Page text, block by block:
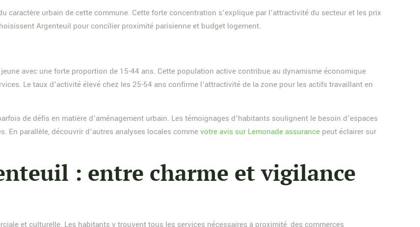
caractère urbain de cette commune. Cette forte concentration s’explique par l’attractivité du secteur et les prix
Argenteuil pour concilier proximité parisienne et budget logement.
avec une forte proportion de 15-44 ans. Cette population active contribue au dynamisme économique
Le taux d’activité élevé chez les 25-54 ans confirme l’attractivité de la zone pour les actifs travaillant en
de défis en matière d’aménagement urbain. Les témoignages d’habitants soulignent le besoin d’espaces
En parallèle, découvrir d’autres analyses locales commevotre avis sur Lemonade assurance peut éclairer sur
: entre charme et vigilance
et culturelle. Les habitants y trouvent tous les services nécessaires à proximité, des commerces